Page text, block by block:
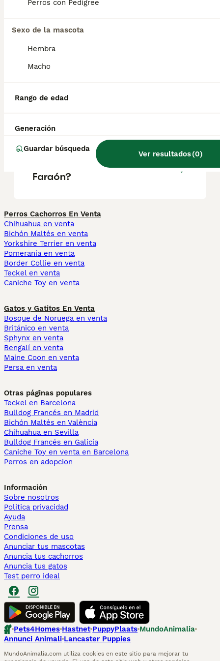
Perros con Pedigree
Sexo de la mascota
Hembra
Macho
Rango de edad
Generación
Guardar búsqueda
Ver resultados(0)
esbelta de tipo lebrel.
¿Cómo se llama el perro
faraón?
¿Qué raza es el Perro del
Faraón?
Perros Cachorros En Venta
Chihuahua en venta
Bichón Maltés en venta
Yorkshire Terrier en venta
Pomerania en venta
Border Collie en venta
Teckel en venta
Caniche Toy en venta
Gatos y Gatitos En Venta
Bosque de Noruega en venta
Británico en venta
Sphynx en venta
Bengalí en venta
Maine Coon en venta
Persa en venta
Otras páginas populares
Teckel en Barcelona
Bulldog Francés en Madrid
Bichón Maltés en València
Chihuahua en Sevilla
Bulldog Francés en Galicia
Caniche Toy en venta en Barcelona
Perros en adopcion
Información
Sobre nosotros
Politica privacidad
Ayuda
Prensa
Condiciones de uso
Anunciar tus mascotas
Anuncia tus cachorros
Anuncia tus gatos
Test perro ideal
Pets4Homes Hastnet PuppyPlaats MundoAnimalia
Annunci Animali Lancaster Puppies
MundoAnimalia.com utiliza cookies en este sitio para mejorar tu